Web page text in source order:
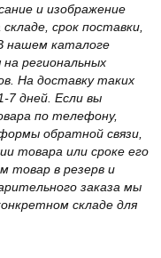
и изображение
срок поставки,
нашем каталоге
региональных
На доставку таких
7 дней. Если вы
по телефону,
обратной связи,
товара или сроке его
товар в резерв и
заказа мы
складе для